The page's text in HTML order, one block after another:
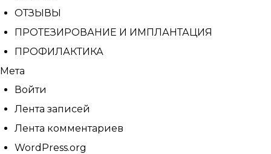
ОТЗЫВЫ
ПРОТЕЗИРОВАНИЕ И ИМПЛАНТАЦИЯ
ПРОФИЛАКТИКА
Мета
Войти
Лента записей
Лента комментариев
WordPress.org